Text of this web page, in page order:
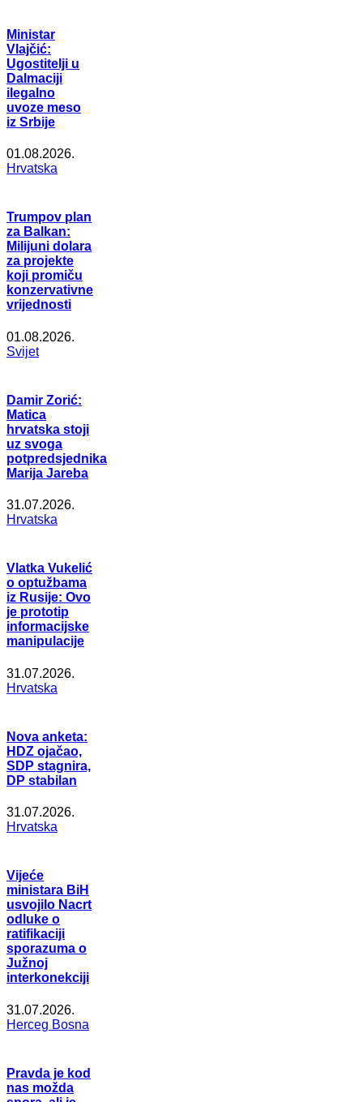
Ministar
Vlajčić:
Ugostitelji u
Dalmaciji
ilegalno
uvoze meso
iz Srbije
01.08.2026.
Hrvatska
Trumpov plan
za Balkan:
Milijuni dolara
za projekte
koji promiču
konzervativne
vrijednosti
01.08.2026.
Svijet
Damir Zorić:
Matica
hrvatska stoji
uz svoga
potpredsjednika
Marija Jareba
31.07.2026.
Hrvatska
Vlatka Vukelić
o optužbama
iz Rusije: Ovo
je prototip
informacijske
manipulacije
31.07.2026.
Hrvatska
Nova anketa:
HDZ ojačao,
SDP stagnira,
DP stabilan
31.07.2026.
Hrvatska
Vijeće
ministara BiH
usvojilo Nacrt
odluke o
ratifikaciji
sporazuma o
Južnoj
interkonekciji
31.07.2026.
Herceg Bosna
Pravda je kod
nas možda